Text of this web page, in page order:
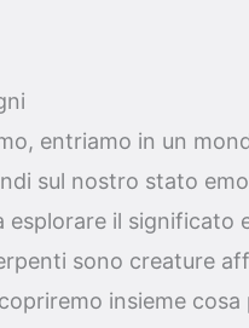
entriamo in un
sul nostro stato
esplorare il
sono creature
insieme